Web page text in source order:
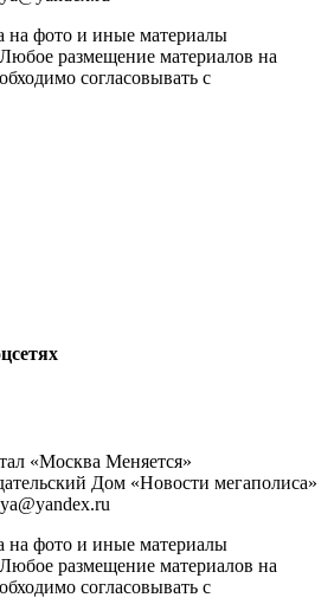
на фото и иные материалы
размещение материалов на
согласовывать с
«Москва Меняется»
Дом «Новости мегаполиса»
на фото и иные материалы
размещение материалов на
согласовывать с